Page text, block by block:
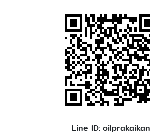
Line ID: oilprakaikan